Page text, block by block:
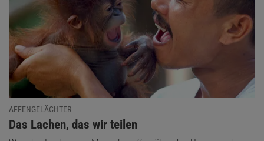
AFFENGELÄCHTER
:
Das Lachen, das wir teilen